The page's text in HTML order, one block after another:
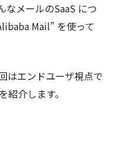
メールのSaaS につ
Mail” を使って
はエンドユーザ視点で
介します。